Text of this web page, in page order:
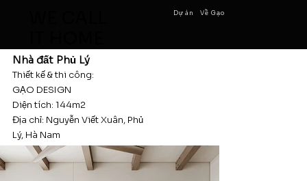
Dự án Về Gạo
Nhà đất Phủ Lý
Thiết kế & thi công:
GẠO DESIGN
Diện tích: 144m2
Địa chỉ: Nguyễn Viết Xuân, Phủ
Lý, Hà Nam